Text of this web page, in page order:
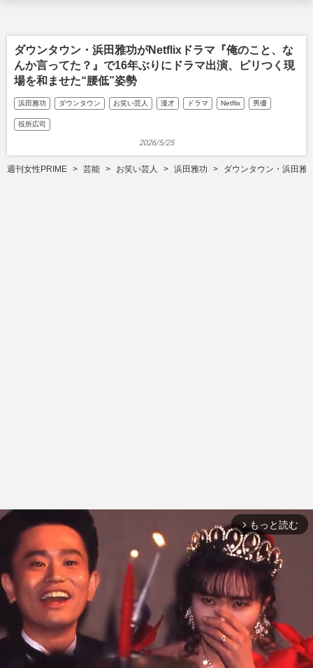
ダウンタウン・浜田雅功がNetflixドラマ『俺のこと、な
んか言ってた？』で16年ぶりにドラマ出演、ピリつく現
場を和ませた“腰低”姿勢
浜田雅功 ダウンタウン お笑い芸人 漫才 ドラマ Netflix 男優
役所広司
2026/5/25
週刊女性PRIME 芸能 お笑い芸人 浜田雅功 ダウンタウン・浜田雅
arrow_forward_ios もっと読む